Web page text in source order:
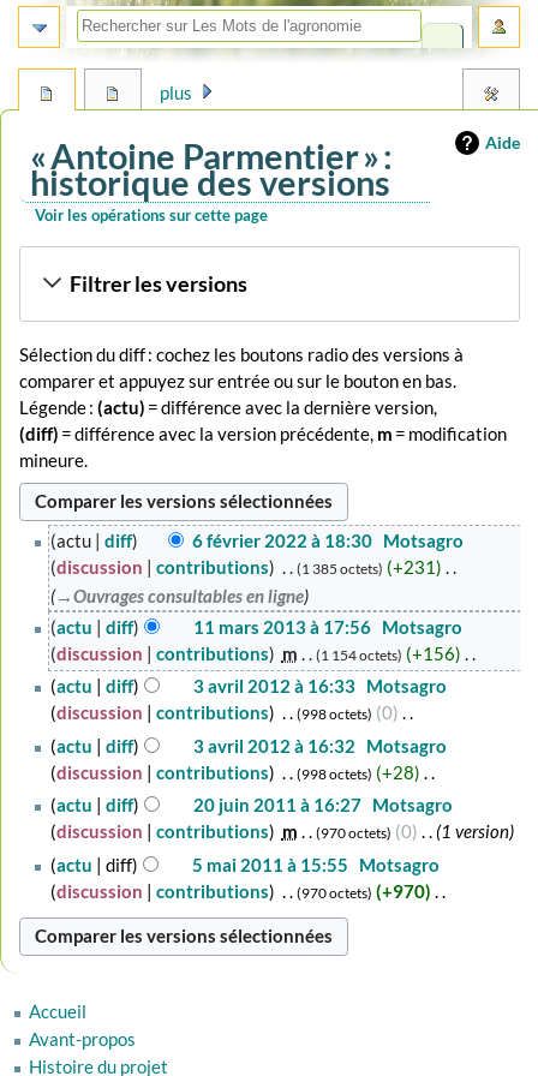
Aide
« Antoine Parmentier » :
historique des versions
Voir les opérations sur cette page
Filtrer les versions
Sélection du diff : cochez les boutons radio des versions à
comparer et appuyez sur entrée ou sur le bouton en bas.
Légende :(actu) = différence avec la dernière version,
(diff) = différence avec la version précédente, m = modification
mineure.
février
2022
actu diff 6 février 2022 à 18:30‎ Motsagro
discussion
contributions 1 385 octets +231
→‎Ouvrages consultables en ligne
11
mars
2013
actu diff 11 mars 2013 à 17:56‎ Motsagro
discussion
contributions m 1 154 octets +156
A
u
u
n
r
é
s
u
m
é
s
m
avril
2012
actu diff 3 avril 2012 à 16:33‎ Motsagro
discussion
contributions 998 octets 0
A
u
c
u
n
r
é
s
u
é
e
actu diff 3 avril 2012 à 16:32
Motsagro
discussion
contributions 998 octets +28
A
u
c
u
n
r
é
u
m
é
20
juin
2011
actu diff 20 juin 2011 à 16:27‎ Motsagro
discussion
contributions m 970 octets 0 1 version
mai
2011
actu diff 5 mai 2011 à 15:55
Motsagro
discussion
contributions 970 octets +970
A
u
n
r
plus
Accueil
Avant-propos
Histoire du projet